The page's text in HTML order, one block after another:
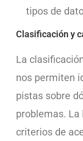
tipos de
Clasificación y
La
nos permiten
pistas sobre
problemas.
criterios de